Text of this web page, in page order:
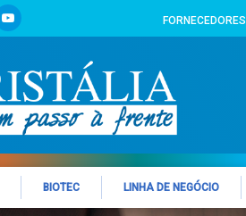
FORNECEDORES
BIOTEC LINHA DE NEGÓCIO